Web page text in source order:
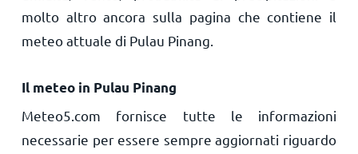
molto altro ancora sulla pagina che contiene il
meteo attuale di Pulau Pinang.
Il meteo in Pulau Pinang
Meteo5.com fornisce tutte le informazioni
necessarie per essere sempre aggiornati riguardo